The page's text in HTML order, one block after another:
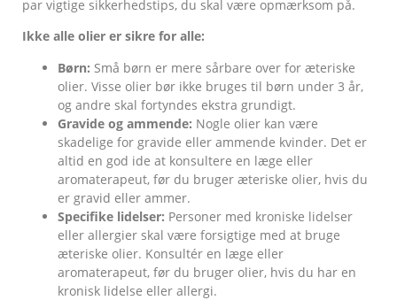
par vigtige sikkerhedstips, du skal være opmærksom på.
Ikke alle olier er sikre for alle:
Børn: Små børn er mere sårbare over for æteriske
olier. Visse olier bør ikke bruges til børn under 3 år,
og andre skal fortyndes ekstra grundigt.
Gravide og ammende: Nogle olier kan være
skadelige for gravide eller ammende kvinder. Det er
altid en god ide at konsultere en læge eller
aromaterapeut, før du bruger æteriske olier, hvis du
er gravid eller ammer.
Specifike lidelser: Personer med kroniske lidelser
eller allergier skal være forsigtige med at bruge
æteriske olier. Konsultér en læge eller
aromaterapeut, før du bruger olier, hvis du har en
kronisk lidelse eller allergi.